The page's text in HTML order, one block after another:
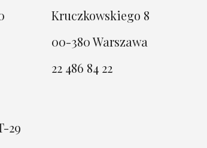
29
Kruczkowskiego 8
00-380 Warszawa
22 486 84 22